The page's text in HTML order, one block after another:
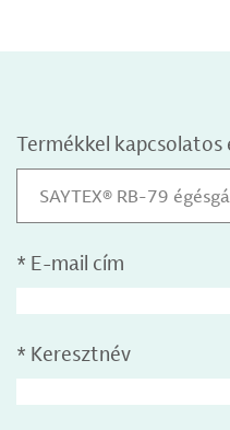
Termékkel kapcsolatos
SAYTEX® RB-79
* E-mail cím
* Keresztnév